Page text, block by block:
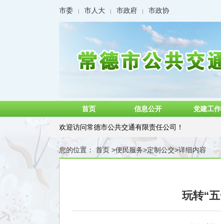
市委 | 市人大 | 市政府 | 市政协
首页 信息公开 党建工作
欢迎访问常德市公共交通有限责任公司！
您的位置： 首页 >便民服务>定制公交>详细内容
玩转“